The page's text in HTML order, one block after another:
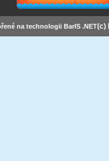
na technologii BarIS .NET(c)